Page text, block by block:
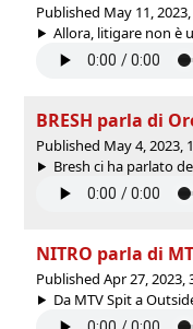
Published May 11,
Allora, litigare non è
BRESH parla di
Published May 4, 2023,
Bresh ci ha parlato
NITRO parla di
Published Apr 27, 2023,
Da MTV Spit a